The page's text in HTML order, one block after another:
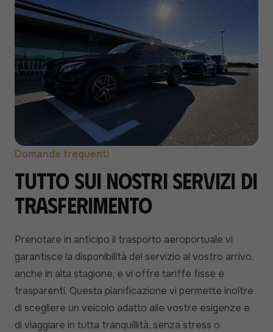
Domande frequenti
Tutto sui nostri servizi di
trasferimento
Prenotare in anticipo il trasporto aeroportuale vi
garantisce la disponibilità del servizio al vostro arrivo,
anche in alta stagione, e vi offre tariffe fisse e
trasparenti. Questa pianificazione vi permette inoltre
di scegliere un veicolo adatto alle vostre esigenze e
di viaggiare in tutta tranquillità, senza stress o